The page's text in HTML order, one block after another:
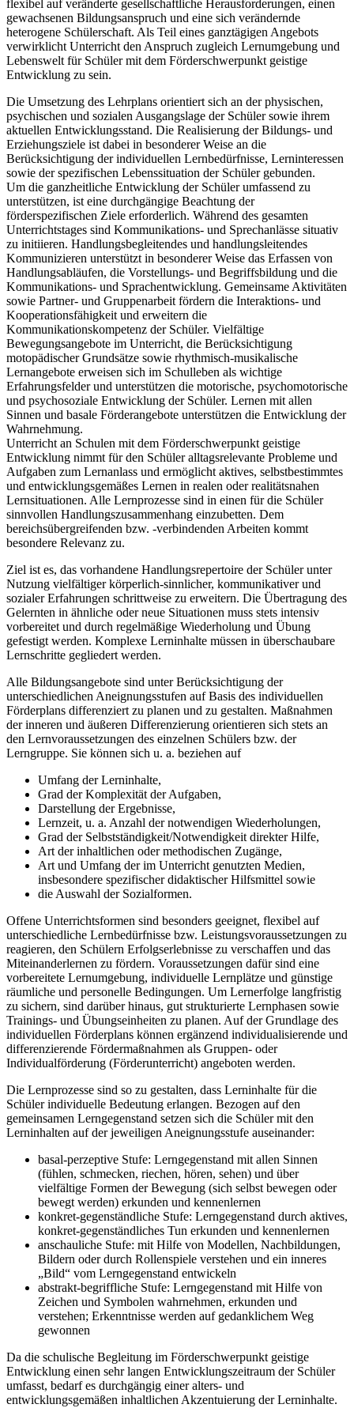
flexibel auf veränderte gesellschaftliche Herausforderungen, einen
gewachsenen Bildungsanspruch und eine sich verändernde
heterogene Schülerschaft. Als Teil eines ganztägigen Angebots
verwirklicht Unterricht den Anspruch zugleich Lernumgebung und
Lebenswelt für Schüler mit dem Förderschwerpunkt geistige
Entwicklung zu sein.
Die Umsetzung des Lehrplans orientiert sich an der physischen,
psychischen und sozialen Ausgangslage der Schüler sowie ihrem
aktuellen Entwicklungsstand. Die Realisierung der Bildungs- und
Erziehungsziele ist dabei in besonderer Weise an die
Berücksichtigung der individuellen Lernbedürfnisse, Lerninteressen
sowie der spezifischen Lebenssituation der Schüler gebunden.
Um die ganzheitliche Entwicklung der Schüler umfassend zu
unterstützen, ist eine durchgängige Beachtung der
förderspezifischen Ziele erforderlich. Während des gesamten
Unterrichtstages sind Kommunikations- und Sprechanlässe situativ
zu initiieren. Handlungsbegleitendes und handlungsleitendes
Kommunizieren unterstützt in besonderer Weise das Erfassen von
Handlungsabläufen, die Vorstellungs- und Begriffsbildung und die
Kommunikations- und Sprachentwicklung. Gemeinsame Aktivitäten
sowie Partner- und Gruppenarbeit fördern die Interaktions- und
Kooperationsfähigkeit und erweitern die
Kommunikationskompetenz der Schüler. Vielfältige
Bewegungsangebote im Unterricht, die Berücksichtigung
motopädischer Grundsätze sowie rhythmisch-musikalische
Lernangebote erweisen sich im Schulleben als wichtige
Erfahrungsfelder und unterstützen die motorische, psychomotorische
und psychosoziale Entwicklung der Schüler. Lernen mit allen
Sinnen und basale Förderangebote unterstützen die Entwicklung der
Wahrnehmung.
Unterricht an Schulen mit dem Förderschwerpunkt geistige
Entwicklung nimmt für den Schüler alltagsrelevante Probleme und
Aufgaben zum Lernanlass und ermöglicht aktives, selbstbestimmtes
und entwicklungsgemäßes Lernen in realen oder realitätsnahen
Lernsituationen. Alle Lernprozesse sind in einen für die Schüler
sinnvollen Handlungszusammenhang einzubetten. Dem
bereichsübergreifenden bzw. -verbindenden Arbeiten kommt
besondere Relevanz zu.
Ziel ist es, das vorhandene Handlungsrepertoire der Schüler unter
Nutzung vielfältiger körperlich-sinnlicher, kommunikativer und
sozialer Erfahrungen schrittweise zu erweitern. Die Übertragung des
Gelernten in ähnliche oder neue Situationen muss stets intensiv
vorbereitet und durch regelmäßige Wiederholung und Übung
gefestigt werden. Komplexe Lerninhalte müssen in überschaubare
Lernschritte gegliedert werden.
Alle Bildungsangebote sind unter Berücksichtigung der
unterschiedlichen Aneignungsstufen auf Basis des individuellen
Förderplans differenziert zu planen und zu gestalten. Maßnahmen
der inneren und äußeren Differenzierung orientieren sich stets an
den Lernvoraussetzungen des einzelnen Schülers bzw. der
Lerngruppe. Sie können sich u. a. beziehen auf
Umfang der Lerninhalte,
Grad der Komplexität der Aufgaben,
Darstellung der Ergebnisse,
Lernzeit, u. a. Anzahl der notwendigen Wiederholungen,
Grad der Selbstständigkeit/Notwendigkeit direkter Hilfe,
Art der inhaltlichen oder methodischen Zugänge,
Art und Umfang der im Unterricht genutzten Medien,
insbesondere spezifischer didaktischer Hilfsmittel sowie
die Auswahl der Sozialformen.
Offene Unterrichtsformen sind besonders geeignet, flexibel auf
unterschiedliche Lernbedürfnisse bzw. Leistungsvoraussetzungen zu
reagieren, den Schülern Erfolgserlebnisse zu verschaffen und das
Miteinanderlernen zu fördern. Voraussetzungen dafür sind eine
vorbereitete Lernumgebung, individuelle Lernplätze und günstige
räumliche und personelle Bedingungen. Um Lernerfolge langfristig
zu sichern, sind darüber hinaus, gut strukturierte Lernphasen sowie
Trainings- und Übungseinheiten zu planen. Auf der Grundlage des
individuellen Förderplans können ergänzend individualisierende und
differenzierende Fördermaßnahmen als Gruppen- oder
Individualförderung (Förderunterricht) angeboten werden.
Die Lernprozesse sind so zu gestalten, dass Lerninhalte für die
Schüler individuelle Bedeutung erlangen. Bezogen auf den
gemeinsamen Lerngegenstand setzen sich die Schüler mit den
Lerninhalten auf der jeweiligen Aneignungsstufe auseinander:
basal-perzeptive Stufe: Lerngegenstand mit allen Sinnen
(fühlen, schmecken, riechen, hören, sehen) und über
vielfältige Formen der Bewegung (sich selbst bewegen oder
bewegt werden) erkunden und kennenlernen
konkret-gegenständliche Stufe: Lerngegenstand durch aktives,
konkret-gegenständliches Tun erkunden und kennenlernen
anschauliche Stufe: mit Hilfe von Modellen, Nachbildungen,
Bildern oder durch Rollenspiele verstehen und ein inneres
„Bild“ vom Lerngegenstand entwickeln
abstrakt-begriffliche Stufe: Lerngegenstand mit Hilfe von
Zeichen und Symbolen wahrnehmen, erkunden und
verstehen; Erkenntnisse werden auf gedanklichem Weg
gewonnen
Da die schulische Begleitung im Förderschwerpunkt geistige
Entwicklung einen sehr langen Entwicklungszeitraum der Schüler
umfasst, bedarf es durchgängig einer alters- und
entwicklungsgemäßen inhaltlichen Akzentuierung der Lerninhalte.